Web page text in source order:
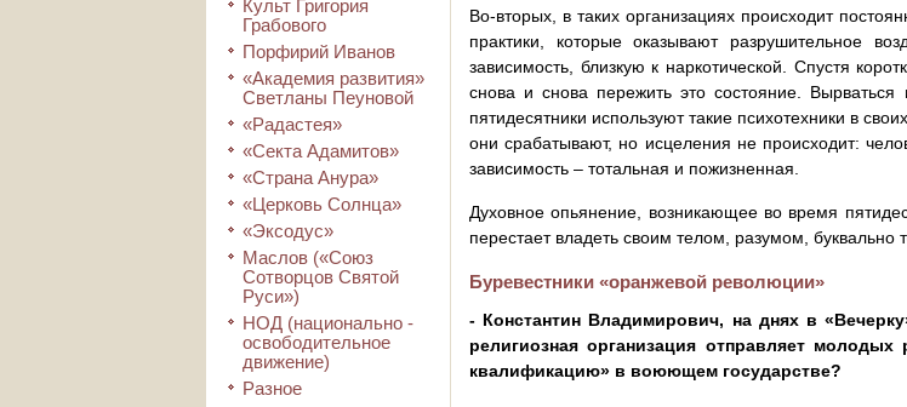
Культ Григория
Грабового
Порфирий Иванов
«Академия развития»
Светланы Пеуновой
«Радастея»
«Секта Адамитов»
«Страна Анура»
«Церковь Солнца»
«Эксодус»
Маслов («Союз
Сотворцов Святой
Руси»)
НОД (национально -
освободительное
движение)
Разное
Во-вторых, в таких организациях происходит
практики, которые оказывают разрушительное
зависимость, близкую к наркотической. Спустя
снова и снова пережить это состояние.
пятидесятники используют такие психотехники в
они срабатывают, но исцеления не происходит:
зависимость – тотальная и пожизненная.
Духовное опьянение, возникающее во время
перестает владеть своим телом, разумом, буквально
Буревестники «оранжевой революции»
- Константин Владимирович, на днях в
религиозная организация отправляет
квалификацию» в воюющем государстве?